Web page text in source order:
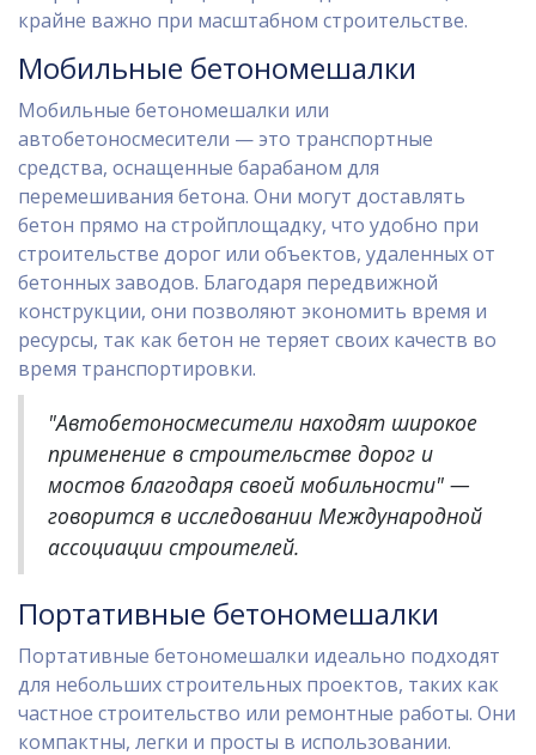
крайне важно при масштабном строительстве.
Мобильные бетономешалки
Мобильные бетономешалки или
автобетоносмесители — это транспортные
средства, оснащенные барабаном для
перемешивания бетона. Они могут доставлять
бетон прямо на стройплощадку, что удобно при
строительстве дорог или объектов, удаленных от
бетонных заводов. Благодаря передвижной
конструкции, они позволяют экономить время и
ресурсы, так как бетон не теряет своих качеств во
время транспортировки.
"Автобетоносмесители находят широкое
применение в строительстве дорог и
мостов благодаря своей мобильности" —
говорится в исследовании Международной
ассоциации строителей.
Портативные бетономешалки
Портативные бетономешалки идеально подходят
для небольших строительных проектов, таких как
частное строительство или ремонтные работы. Они
компактны, легки и просты в использовании.